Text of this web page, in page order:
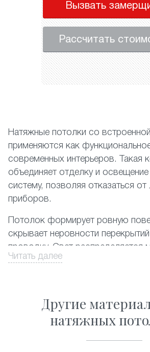
Вызвать
Рассчитать
Натяжные потолки со
применяются как
современных интерьеров. Такая
объединяет отделку и
систему, позволяя отказаться от
приборов.
Потолок формирует ровную
скрывает неровности
проводку. Свет распределяется
теней, снижает нагрузку на
создать спокойную или более
атмосферу. Материалы устойчивы
перепадам температуры,
коммерческих помещений.
Читать далее
Другие
натяжных